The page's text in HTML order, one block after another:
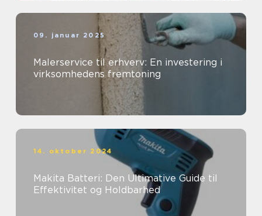
09. januar 2025
Malerservice til erhverv: En investering i
virksomhedens fremtoning
14. oktober 2024
Makita Batteri: Den Ultimative Guide til
Effektivitet og Holdbarhed